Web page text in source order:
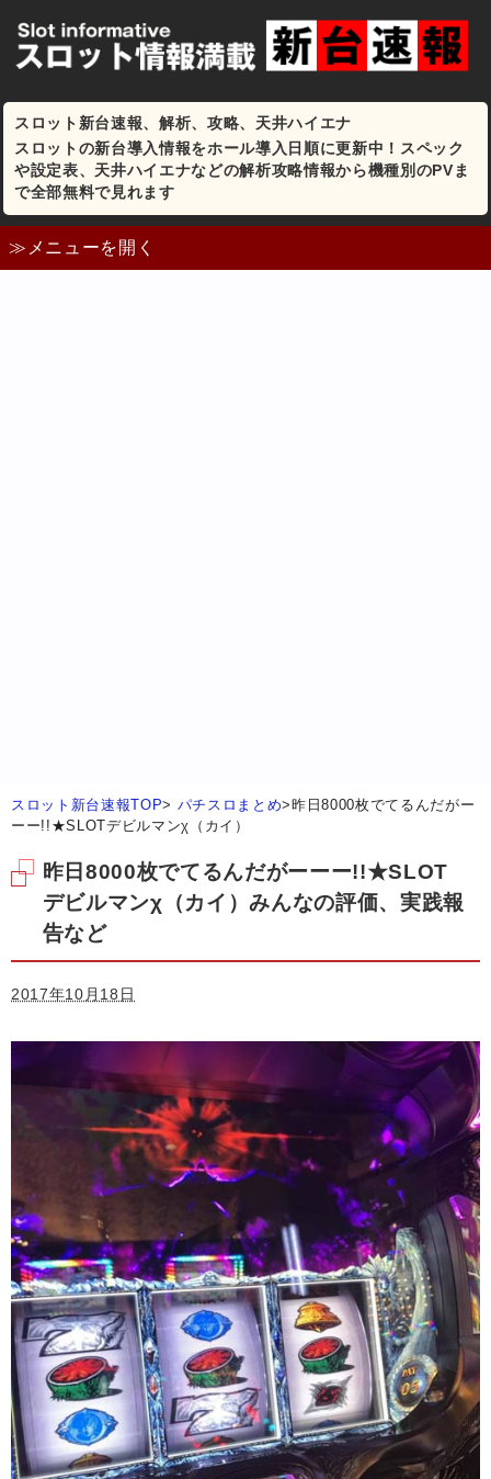
スロット新台速報、解析、攻略、天井ハイエナ
スロットの新台導入情報をホール導入日順に更新中！スペック
や設定表、天井ハイエナなどの解析攻略情報から機種別のPVま
で全部無料で見れます
≫メニューを開く
スロット新台速報TOP> パチスロまとめ> 昨日8000枚でてるんだがー
ーー!!★SLOTデビルマンχ（カイ）
昨日8000枚でてるんだがーーー!!★SLOT
デビルマンχ（カイ）みんなの評価、実践報
告など
2017年10月18日